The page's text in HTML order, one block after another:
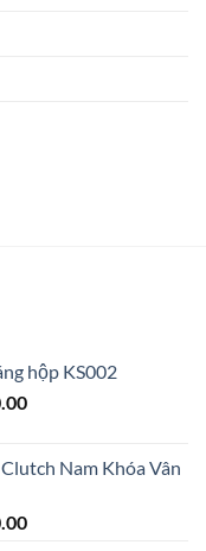
hộp KS002
Giá
là:
Nam Khóa Vân
Giá